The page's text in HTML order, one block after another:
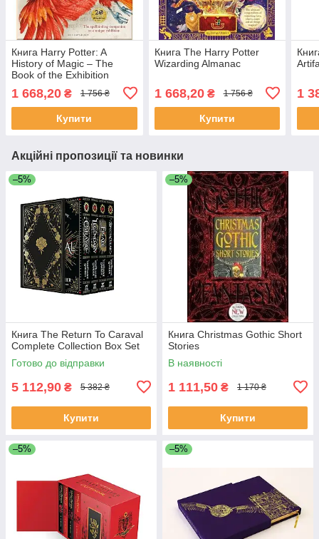
Книга Harry Potter: A
History of Magic – The
Book of the Exhibition
1 668,20 ₴ 1 756 ₴
Купити
Книга The Harry Potter
Wizarding Almanac
1 668,20₴ 1 756 ₴
Купити
1
Акційні пропозиції та новинки
–5%
Книга The Return To Caraval
Complete Collection Box Set
Готово до відправки
5 112,90 ₴ 5 382 ₴
Купити
–5%
Книга Christmas Gothic Short
Stories
В наявності
1 111,50 ₴ 1 170 ₴
Купити
–5% –5%